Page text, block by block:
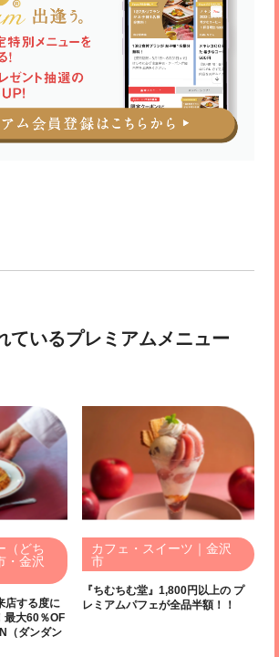
ているプレミアムメニュー
（どち
・金沢
店する度に
最大60％OF
（ダンダン
カフェ・スイーツ｜金沢
市
『ちむちむ堂』1,800円以上の プ
レミアムパフェが全品半額！！